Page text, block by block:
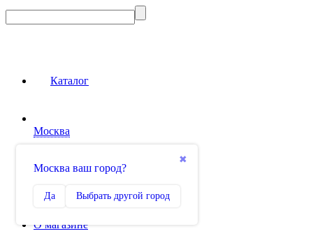
Каталог
Москва
✖
Москва ваш город?
Да Выбрать другой город
0
Избранное
О магазине